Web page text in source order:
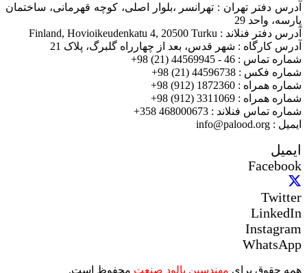
آدرس دفتر تهران : تهرانسر ،بلوار اصلی، کوچه قهرمانی، ساختمان
پارسه، واحد 29
آدرس دفتر فنلاند : Finland, Hovioikeudenkatu 4, 20500 Turku
آدرس کارگاه : شهر قدس، بعد از چهارراه گلبرگ، پلاک 21
شماره تماس : 46 - 44569945 (21) 98+
شماره فکس : 44596738 (21) 98+
شماره همراه : 1872360 (912) 98+
شماره همراه : 3311069 (912) 98+
شماره تماس فنلاند : 468000673 358+
ایمیل : info@palood.org
ایمیل
Facebook
Twitter
LinkedIn
Instagram
WhatsApp
همه حقوق برای مهندسین پالود صنعت محفوظ است.